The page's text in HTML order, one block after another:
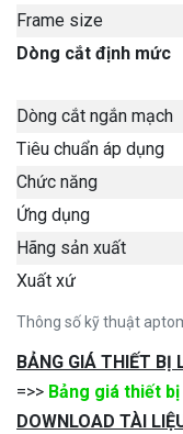
Thông số kỹ thuật
Frame size
Dòng cắt định mức
Dòng cắt ngắn mạch
Tiêu chuẩn áp dụng
Chức năng
Ứng dụng
Hãng sản xuất
Xuất xứ
BẢNG GIÁ THIẾT BỊ
=>> Bảng giá thiết
DOWNLOAD TÀI